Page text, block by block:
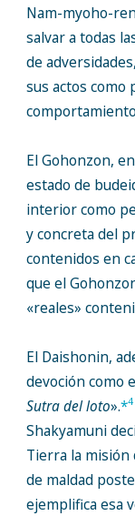
Nam-myoho-
salvar a todas
de
sus actos como
El Gohonzon,
estado de
interior como
y concreta del
contenidos en
que el
«reales»
El Daishonin,
devoción como
Sutra del loto».*4
Shakyamuni
Tierra la misión
de maldad
ejemplifica esa